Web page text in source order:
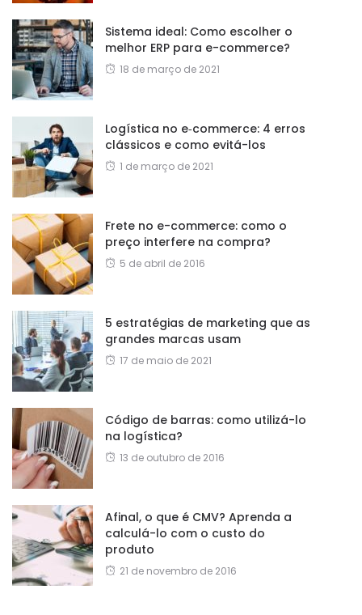
Sistema ideal: Como escolher o
melhor ERP para e-commerce?
18 de março de 2021
Logística no e‑commerce: 4 erros
clássicos e como evitá-los
1 de março de 2021
Frete no e-commerce: como o
preço interfere na compra?
5 de abril de 2016
5 estratégias de marketing que as
grandes marcas usam
17 de maio de 2021
Código de barras: como utilizá-lo
na logística?
13 de outubro de 2016
Afinal, o que é CMV? Aprenda a
calculá-lo com o custo do
produto
21 de novembro de 2016